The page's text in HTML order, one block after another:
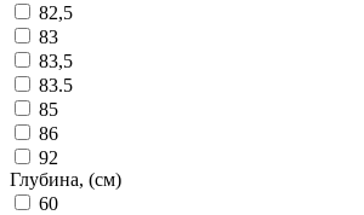
82,5
83
83,5
83.5
85
86
92
Глубина, (см)
60